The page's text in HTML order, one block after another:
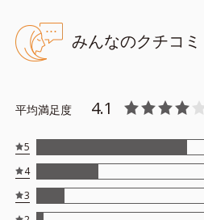
みんなのクチコミ
平均満足度 4.1
5
4
3